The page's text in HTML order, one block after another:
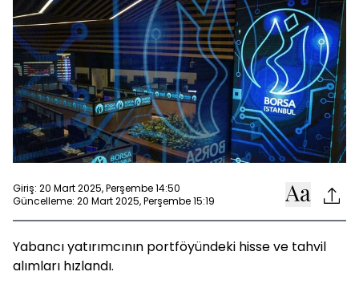
Giriş: 20 Mart 2025, Perşembe 14:50
Güncelleme: 20 Mart 2025, Perşembe 15:19
Yabancı yatırımcının portföyündeki hisse ve tahvil
alımları hızlandı.